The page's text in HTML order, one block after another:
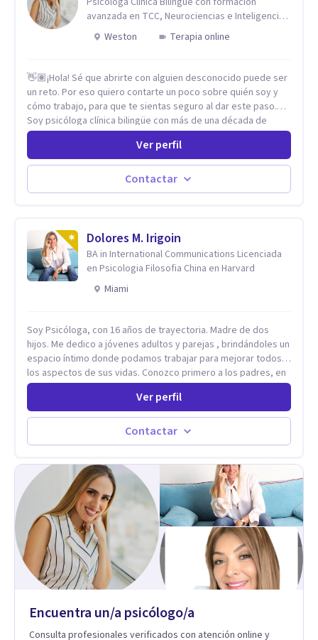
avanzada en TCC, Neurociencias e Inteligencia
Emocional.
Weston Terapia online
👋🏽¡Hola! Sé que abrirte con alguien desconocido puede ser
un reto. Por eso quiero contarte un poco sobre quién soy y
cómo trabajo, para que te sientas seguro al dar este paso.
Soy psicóloga clínica bilingüe con más de una década de
experiencia. He dictado conferencias, escrito artículos y
ejercido como profesora universitaria. Un dato curioso: he
vivido en varios países y conozco de primera mano lo que
significa ser migrante, adaptarse a los cambios y empezar de
nuevo.
Ver perfil
Contactar
Dolores M. Irigoin
BA in International Communications Licenciada
en Psicologia Filosofia China en Harvard
Miami
Soy Psicóloga, con 16 años de trayectoria. Madre de dos
hijos. Me dedico a jóvenes adultos y parejas , brindándoles un
espacio íntimo donde podamos trabajar para mejorar todos
los aspectos de sus vidas. Conozco primero a los padres, en
el caso de niños u adolescentes, para luego seguir la terapia
con sus hijos, apuntalándolos en su futuro personal,
universitario y profesional, siempre conteniendo
paralelamente a los padres y brindándoles un espacio de
seguridad. Hago terapia de pareja y adultos con método
Ver perfil
Contactar
Encuentra un/a psicólogo/a
Consulta profesionales verificados con atención online y